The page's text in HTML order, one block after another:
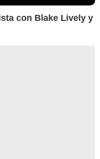
con Blake Lively y